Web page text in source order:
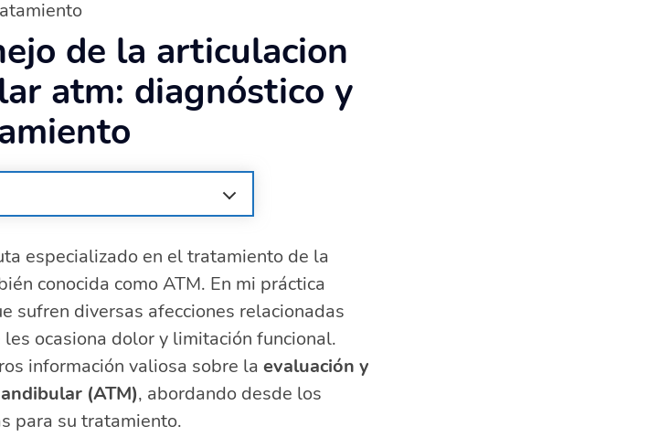
de la articulacion
atm: diagnóstico y
de tracción
en el manejo de la ATM
y manejo de la ATM
ATM?
especializado en el tratamiento de la
conocida como ATM. En mi práctica
sufren diversas afecciones relacionadas
ocasiona dolor y limitación funcional.
información valiosa sobre la evaluación y
(ATM), abordando desde los
para su tratamiento.